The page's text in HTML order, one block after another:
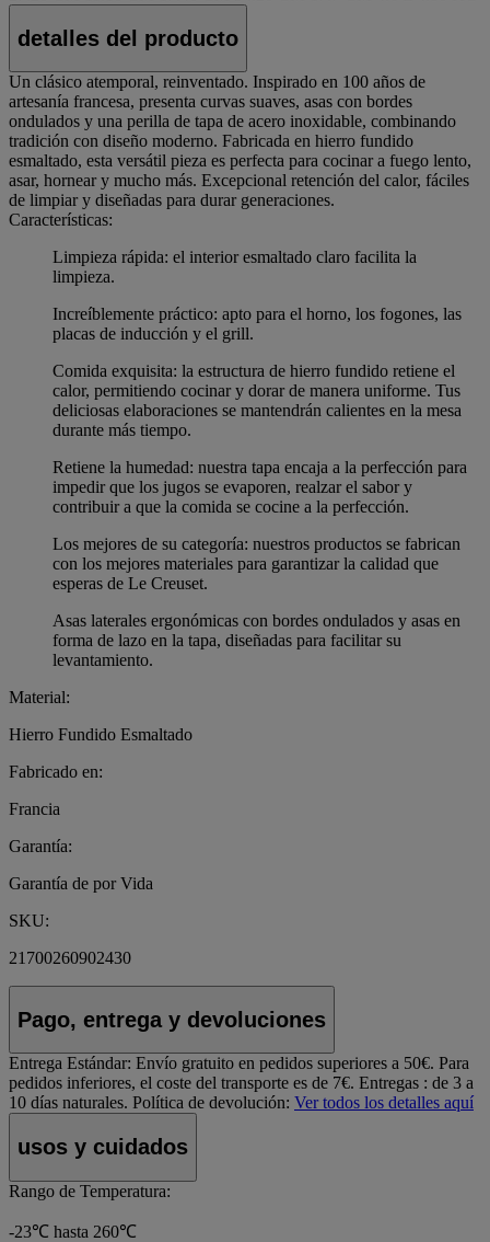
detalles del producto
Un clásico atemporal, reinventado. Inspirado en 100 años de
artesanía francesa, presenta curvas suaves, asas con bordes
ondulados y una perilla de tapa de acero inoxidable, combinando
tradición con diseño moderno. Fabricada en hierro fundido
esmaltado, esta versátil pieza es perfecta para cocinar a fuego lento,
asar, hornear y mucho más. Excepcional retención del calor, fáciles
de limpiar y diseñadas para durar generaciones.
Características:
Limpieza rápida: el interior esmaltado claro facilita la
limpieza.
Increíblemente práctico: apto para el horno, los fogones, las
placas de inducción y el grill.
Comida exquisita: la estructura de hierro fundido retiene el
calor, permitiendo cocinar y dorar de manera uniforme. Tus
deliciosas elaboraciones se mantendrán calientes en la mesa
durante más tiempo.
Retiene la humedad: nuestra tapa encaja a la perfección para
impedir que los jugos se evaporen, realzar el sabor y
contribuir a que la comida se cocine a la perfección.
Los mejores de su categoría: nuestros productos se fabrican
con los mejores materiales para garantizar la calidad que
esperas de Le Creuset.
Asas laterales ergonómicas con bordes ondulados y asas en
forma de lazo en la tapa, diseñadas para facilitar su
levantamiento.
Material:
Hierro Fundido Esmaltado
Fabricado en:
Francia
Garantía:
Garantía de por Vida
SKU:
21700260902430
Pago, entrega y devoluciones
Entrega Estándar: Envío gratuito en pedidos superiores a 50€. Para
pedidos inferiores, el coste del transporte es de 7€. Entregas : de 3 a
10 días naturales. Política de devolución: Ver todos los detalles aquí
usos y cuidados
Rango de Temperatura:
-23℃ hasta 260℃